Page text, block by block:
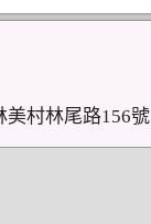
美村林尾路156號